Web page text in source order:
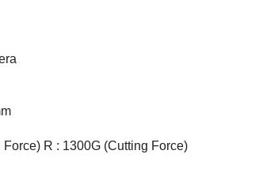
Force) R : 1300G (Cutting Force)